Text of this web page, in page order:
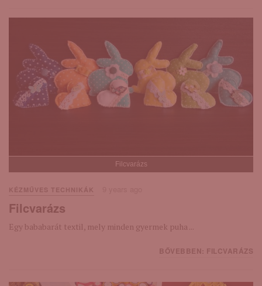
Filcvarázs
KÉZMŰVES TECHNIKÁK
Filcvarázs
Egy bababarát textil, mely minden gyermek puha ...
BŐVEBBEN: FILCVARÁZS